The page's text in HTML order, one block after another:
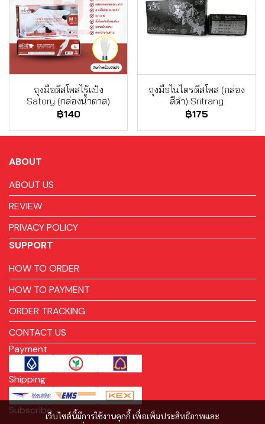
ถุงมือดีสโพสไร้แป้ง
Satory (กล่องน้ำตาล)
฿140
ถุงมือไนไตรดีสโพส (กล่อง
สีดำ) Sritrang
฿175
เว็บไซต์นี้มีการใช้งานคุกกี้ เพื่อเพิ่มประสิทธิภาพและ
ABOUT
ABOUT US
REVIEW
PRIVACY POLICY
SUPPORT
HOW TO ORDER
HOW TO PAYMENT
ORDER TRACKING
CONTACT US
Payment
Shipping
Subscribe